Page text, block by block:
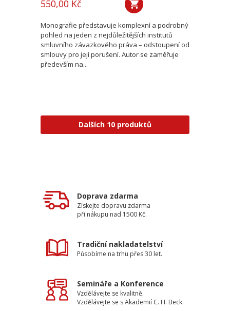
550,00 Kč
Monografie představuje komplexní a podrobný
pohled na jeden z nejdůležitějších institutů
smluvního závazkového práva – odstoupení od
smlouvy pro její porušení. Autor se zaměřuje
především na...
Dalších 10 produktů
Doprava zdarma
Získejte dopravu zdarma
při nákupu nad 1500 Kč.
Tradiční nakladatelství
Působíme na trhu přes 30 let.
Semináře a Konference
Vzdělávejte se kvalitně.
Vzdělávejte se s Akademií C. H. Beck.